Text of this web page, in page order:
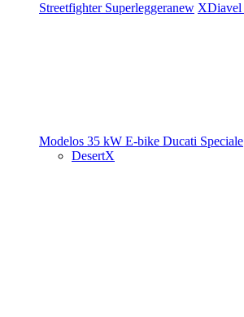
Streetfighter Superleggeranew XDiavel
Modelos 35 kW E-bike Ducati Speciale
DesertX